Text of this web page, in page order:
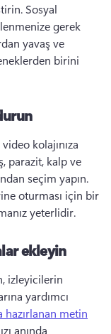
Sosyal
gerek
yavaş ve
birini
kolajınıza
parazit, kalp ve
oturması için bir
yeterlidir.
ekleyin
izleyicilerin
yardımcı
hazırlanan metin
anında